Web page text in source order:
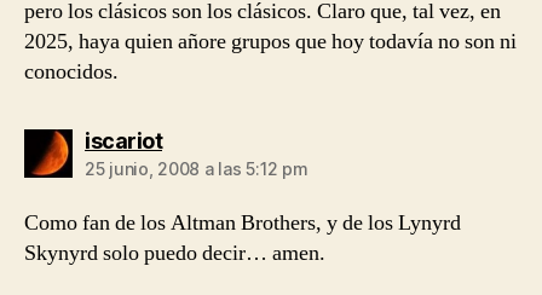
pero los clásicos son los clásicos. Claro que, tal vez, en
2025, haya quien añore grupos que hoy todavía no son ni
conocidos.
iscariotdice:
25 junio, 2008 a las 5:12 pm
Como fan de los Altman Brothers, y de los Lynyrd
Skynyrd solo puedo decir… amen.